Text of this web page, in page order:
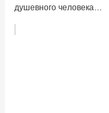
душевного человека…